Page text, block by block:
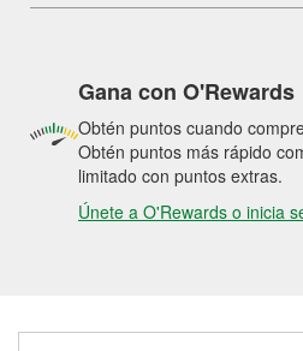
Gana con O'Rewards
Obtén puntos cuando
Obtén puntos más rápido
limitado con puntos extras.
Únete a O'Rewards o inicia